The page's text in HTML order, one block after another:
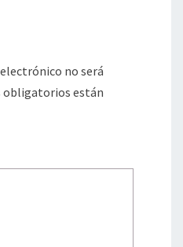
no será
obligatorios están